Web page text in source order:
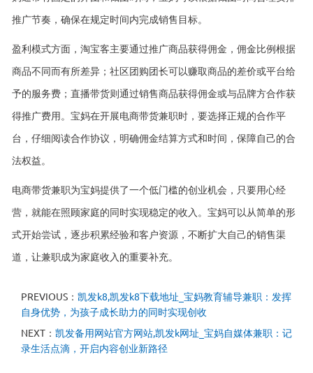
推广节奏，确保在规定时间内完成销售目标。
盈利模式方面，淘宝客主要通过推广商品获得佣金，佣金比例根据
商品不同而有所差异；社区团购团长可以赚取商品的差价或平台给
予的服务费；直播带货则通过销售商品获得佣金或与品牌方合作获
得推广费用。宝妈在开展电商带货兼职时，要选择正规的合作平
台，仔细阅读合作协议，明确佣金结算方式和时间，保障自己的合
法权益。
电商带货兼职为宝妈提供了一个低门槛的创业机会，只要用心经
营，就能在照顾家庭的同时实现稳定的收入。宝妈可以从简单的形
式开始尝试，逐步积累经验和客户资源，不断扩大自己的销售渠
道，让兼职成为家庭收入的重要补充。
PREVIOUS： 凯发k8,凯发k8下载地址_宝妈教育辅导兼职：发挥
自身优势，为孩子成长助力的同时实现创收
NEXT： 凯发备用网站官方网站,凯发k网址_宝妈自媒体兼职：记
录生活点滴，开启内容创业新路径